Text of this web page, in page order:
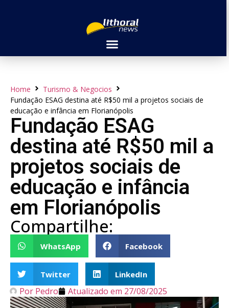
Home
Turismo & Negocios
Fundação ESAG destina até R$50 mil a projetos sociais de
educação e infância em Florianópolis
Fundação ESAG
destina até R$50 mil a
projetos sociais de
educação e infância
em Florianópolis
Compartilhe:
WhatsApp Facebook
Twitter LinkedIn
Por Pedro Atualizado em 27/08/2025